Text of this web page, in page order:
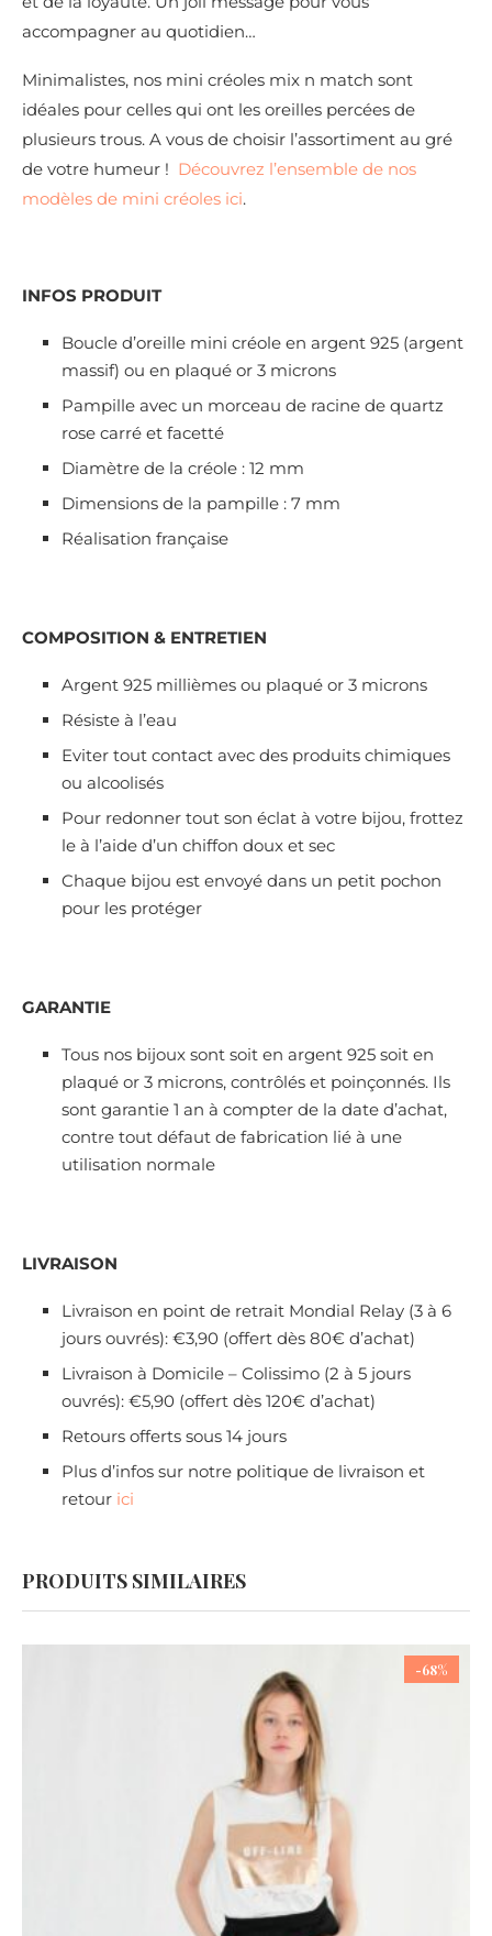
accompagner au quotidien…
Minimalistes, nos mini créoles mix n match sont
idéales pour celles qui ont les oreilles percées de
plusieurs trous. A vous de choisir l’assortiment au gré
de votre humeur ! Découvrez l’ensemble de nos
modèles de mini créoles ici.
INFOS PRODUIT
Boucle d’oreille mini créole en argent 925 (argent
massif) ou en plaqué or 3 microns
Pampille avec un morceau de racine de quartz
rose carré et facetté
Diamètre de la créole : 12 mm
Dimensions de la pampille : 7 mm
Réalisation française
COMPOSITION & ENTRETIEN
Argent 925 millièmes ou plaqué or 3 microns
Résiste à l’eau
Eviter tout contact avec des produits chimiques
ou alcoolisés
Pour redonner tout son éclat à votre bijou, frottez
le à l’aide d’un chiffon doux et sec
Chaque bijou est envoyé dans un petit pochon
pour les protéger
GARANTIE
Tous nos bijoux sont soit en argent 925 soit en
plaqué or 3 microns, contrôlés et poinçonnés. Ils
sont garantie 1 an à compter de la date d’achat,
contre tout défaut de fabrication lié à une
utilisation normale
LIVRAISON
Livraison en point de retrait Mondial Relay (3 à 6
jours ouvrés): €3,90 (offert dès 80€ d’achat)
Livraison à Domicile – Colissimo (2 à 5 jours
ouvrés): €5,90 (offert dès 120€ d’achat)
Retours offerts sous 14 jours
Plus d’infos sur notre politique de livraison et
retour ici
PRODUITS SIMILAIRES
-68%